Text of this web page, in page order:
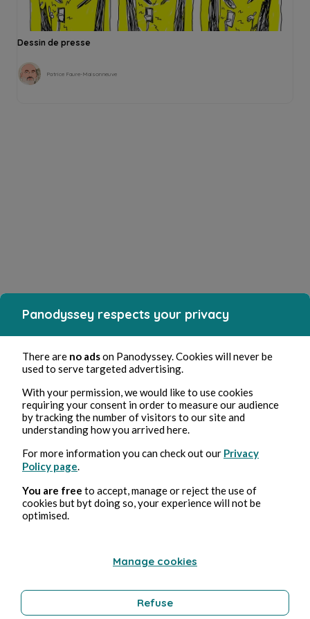
Dessin de presse
Patrice Faure-Maisonneuve
Panodyssey respects your privacy
There are no adson Panodyssey. Cookies will never be
used to serve targeted advertising.
With your permission, we would like to use cookies
requiring your consent in order to measure our audience
by tracking the number of visitors to our site and
understanding how you arrived here.
For more information you can check out our Privacy
Policy page.
You are free to accept, manage or reject the use of
cookies but byt doing so, your experience will not be
optimised.
Manage cookies
Refuse